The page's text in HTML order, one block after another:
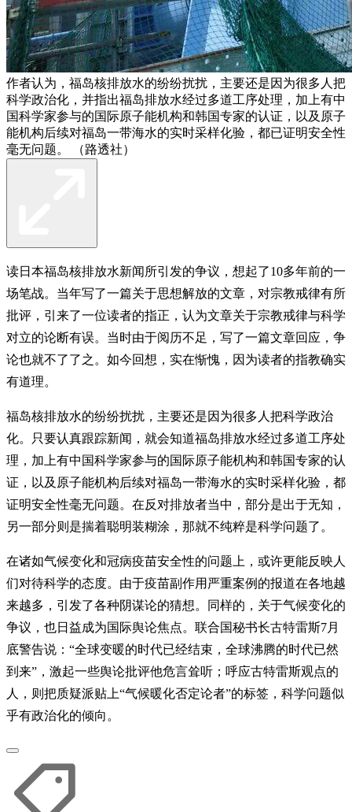
作者认为，福岛核排放水的纷纷扰扰，主要还是因为很多人把
科学政治化，并指出福岛排放水经过多道工序处理，加上有中
国科学家参与的国际原子能机构和韩国专家的认证，以及原子
能机构后续对福岛一带海水的实时采样化验，都已证明安全性
毫无问题。 （路透社）
读日本福岛核排放水新闻所引发的争议，想起了10多年前的一
场笔战。当年写了一篇关于思想解放的文章，对宗教戒律有所
批评，引来了一位读者的指正，认为文章关于宗教戒律与科学
对立的论断有误。当时由于阅历不足，写了一篇文章回应，争
论也就不了了之。如今回想，实在惭愧，因为读者的指教确实
有道理。
福岛核排放水的纷纷扰扰，主要还是因为很多人把科学政治
化。只要认真跟踪新闻，就会知道福岛排放水经过多道工序处
理，加上有中国科学家参与的国际原子能机构和韩国专家的认
证，以及原子能机构后续对福岛一带海水的实时采样化验，都
证明安全性毫无问题。在反对排放者当中，部分是出于无知，
另一部分则是揣着聪明装糊涂，那就不纯粹是科学问题了。
在诸如气候变化和冠病疫苗安全性的问题上，或许更能反映人
们对待科学的态度。由于疫苗副作用严重案例的报道在各地越
来越多，引发了各种阴谋论的猜想。同样的，关于气候变化的
争议，也日益成为国际舆论焦点。联合国秘书长古特雷斯7月
底警告说：“全球变暖的时代已经结束，全球沸腾的时代已然
到来”，激起一些舆论批评他危言耸听；呼应古特雷斯观点的
人，则把质疑派贴上“气候暖化否定论者”的标签，科学问题似
乎有政治化的倾向。